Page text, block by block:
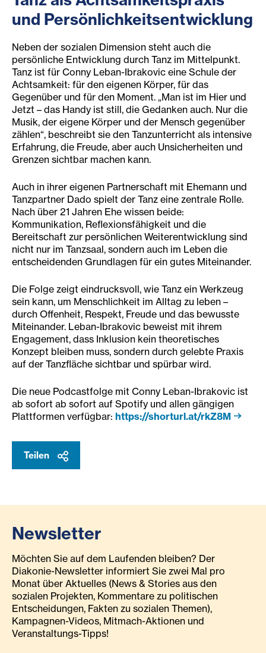
und Persönlichkeitsentwicklung
Neben der sozialen Dimension steht auch die
persönliche Entwicklung durch Tanz im Mittelpunkt.
Tanz ist für Conny Leban-Ibrakovic eine Schule der
Achtsamkeit: für den eigenen Körper, für das
Gegenüber und für den Moment. „Man ist im Hier und
Jetzt – das Handy ist still, die Gedanken auch. Nur die
Musik, der eigene Körper und der Mensch gegenüber
zählen“, beschreibt sie den Tanzunterricht als intensive
Erfahrung, die Freude, aber auch Unsicherheiten und
Grenzen sichtbar machen kann.
Auch in ihrer eigenen Partnerschaft mit Ehemann und
Tanzpartner Dado spielt der Tanz eine zentrale Rolle.
Nach über 21 Jahren Ehe wissen beide:
Kommunikation, Reflexionsfähigkeit und die
Bereitschaft zur persönlichen Weiterentwicklung sind
nicht nur im Tanzsaal, sondern auch im Leben die
entscheidenden Grundlagen für ein gutes Miteinander.
Die Folge zeigt eindrucksvoll, wie Tanz ein Werkzeug
sein kann, um Menschlichkeit im Alltag zu leben –
durch Offenheit, Respekt, Freude und das bewusste
Miteinander. Leban-Ibrakovic beweist mit ihrem
Engagement, dass Inklusion kein theoretisches
Konzept bleiben muss, sondern durch gelebte Praxis
auf der Tanzfläche sichtbar und spürbar wird.
Die neue Podcastfolge mit Conny Leban-Ibrakovic ist
ab sofort ab sofort auf Spotify und allen gängigen
Plattformen verfügbar: https://shorturl.at/rkZ8M
Teilen
Newsletter
Möchten Sie auf dem Laufenden bleiben? Der
Diakonie-Newsletter informiert Sie zwei Mal pro
Monat über Aktuelles (News & Stories aus den
sozialen Projekten, Kommentare zu politischen
Entscheidungen, Fakten zu sozialen Themen),
Kampagnen-Videos, Mitmach-Aktionen und
Veranstaltungs-Tipps!